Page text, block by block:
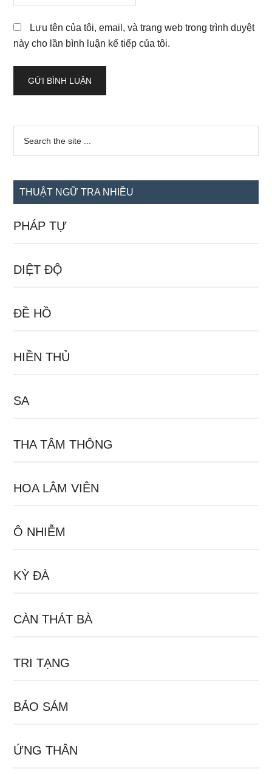
Lưu tên của tôi, email, và trang web trong trình duyệt
này cho lần bình luận kế tiếp của tôi.
Sidebar
chính
...
THUẬT NGỮ TRA NHIỀU
PHÁP TỰ
DIỆT ĐỘ
ĐỀ HỒ
HIỀN THỦ
SA
THA TÂM THÔNG
HOA LÂM VIÊN
Ô NHIỄM
KỲ ĐÀ
CÀN THÁT BÀ
TRI TẠNG
BẢO SÁM
ỨNG THÂN